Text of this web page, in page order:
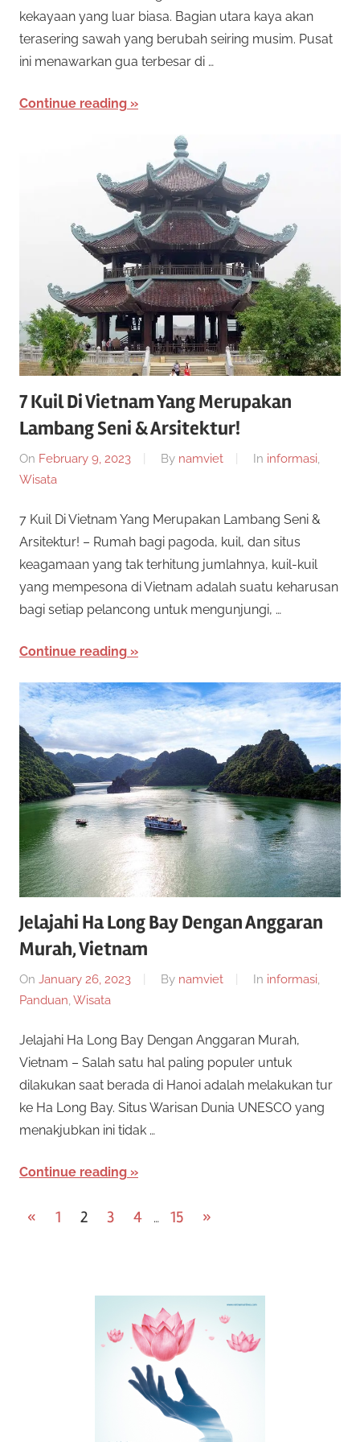
kekayaan yang luar biasa. Bagian utara kaya akan
terasering sawah yang berubah seiring musim. Pusat
ini menawarkan gua terbesar di …
Continue reading
7 Kuil Di Vietnam Yang Merupakan
Lambang Seni & Arsitektur!
On February 9, 2023 By namviet In informasi
Wisata
7 Kuil Di Vietnam Yang Merupakan Lambang Seni &
Arsitektur! – Rumah bagi pagoda, kuil, dan situs
keagamaan yang tak terhitung jumlahnya, kuil-kuil
yang mempesona di Vietnam adalah suatu keharusan
bagi setiap pelancong untuk mengunjungi, …
Continue reading
Jelajahi Ha Long Bay Dengan Anggaran
Murah, Vietnam
On January 26, 2023 By namviet In informasi,
Panduan, Wisata
Jelajahi Ha Long Bay Dengan Anggaran Murah,
Vietnam – Salah satu hal paling populer untuk
dilakukan saat berada di Hanoi adalah melakukan tur
ke Ha Long Bay. Situs Warisan Dunia UNESCO yang
menakjubkan ini tidak …
Continue reading
P
« Previous
1 2 3 4 … 15
Next
»